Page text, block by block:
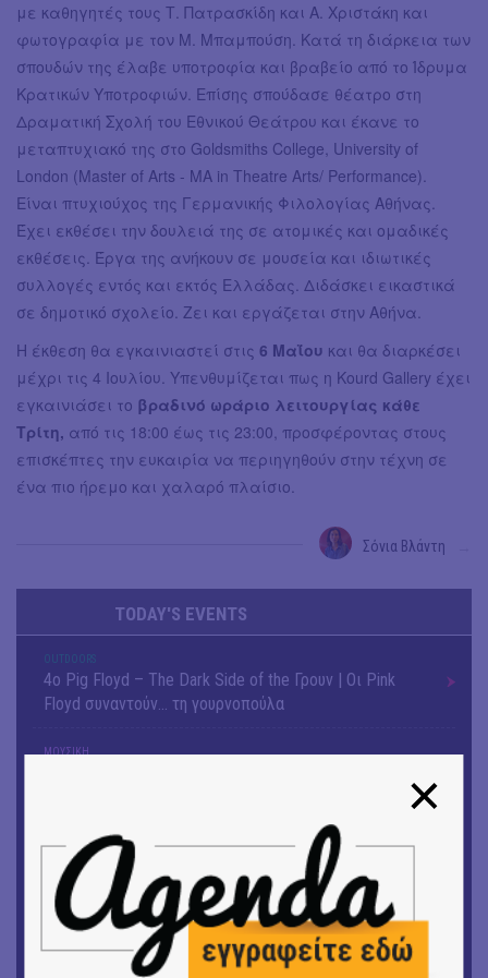
με καθηγητές τους Τ. Πατρασκίδη και Α. Χριστάκη και
φωτογραφία με τον Μ. Μπαμπούση. Κατά τη διάρκεια των
σπουδών της έλαβε υποτροφία και βραβείο από το Ίδρυμα
Κρατικών Υποτροφιών. Επίσης σπούδασε θέατρο στη
Δραματική Σχολή του Εθνικού Θεάτρου και έκανε το
μεταπτυχιακό της στο Goldsmiths College, University of
London (Master of Arts - MA in Theatre Arts/ Performance).
Είναι πτυχιούχος της Γερμανικής Φιλολογίας Αθήνας.
Έχει εκθέσει την δουλειά της σε ατομικές και ομαδικές
εκθέσεις. Έργα της ανήκουν σε μουσεία και ιδιωτικές
συλλογές εντός και εκτός Ελλάδας. Διδάσκει εικαστικά
σε δημοτικό σχολείο. Ζει και εργάζεται στην Αθήνα.
Η έκθεση θα εγκαινιαστεί στις 6 Μαΐου και θα διαρκέσει
μέχρι τις 4 Ιουλίου. Υπενθυμίζεται πως η Kourd Gallery έχει
εγκαινιάσει το βραδινό ωράριο λειτουργίας κάθε
Τρίτη, από τις 18:00 έως τις 23:00, προσφέροντας στους
επισκέπτες την ευκαιρία να περιηγηθούν στην τέχνη σε
ένα πιο ήρεμο και χαλαρό πλαίσιο.
Σόνια Βλάντη
TODAY'S EVENTS
OUTDΟORS
4ο Pig Floyd – The Dark Side of the Γρουν | Οι Pink
Floyd συναντούν… τη γουρνοπούλα
ΜΟΥΣΙΚΗ
ANILIO PARK FESTIVAL 2026
ΜΟΥΣΙΚΗ
Το 6ο Kournos Music Festival στη Λήμνο